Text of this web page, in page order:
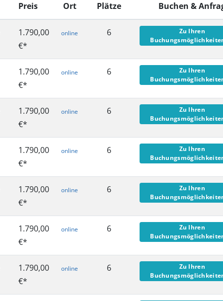
Preis Ort
Plätze
Buchen &
1.790,00
€*
online 6
Zu Ihren
1.790,00
€*
online 6
Zu Ihren
1.790,00
€*
online 6
Zu Ihren
1.790,00
€*
online 6
Zu Ihren
1.790,00
€*
online 6
Zu Ihren
1.790,00
€*
online 6
Zu Ihren
1.790,00
€*
online 6
Zu Ihren